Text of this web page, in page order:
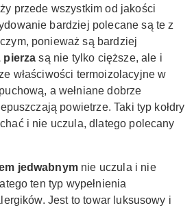
przede wszystkim od jakości
bardziej polecane są te z
ponieważ są bardziej
pierzasą nie tylko cięższe, ale i
właściwości termoizolacyjne w
a wełnianedobrze
powietrze. Taki typ kołdry
i nie uczula, dlatego polecany
jedwabnymnie uczula i nie
ten typ wypełnienia
Jest to towar luksusowy i